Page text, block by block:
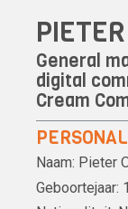
General
digital
Cream
Naam: Pieter
Geboortejaar: